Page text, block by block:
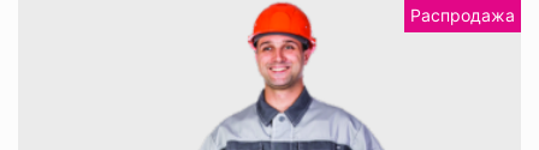
Распродажа